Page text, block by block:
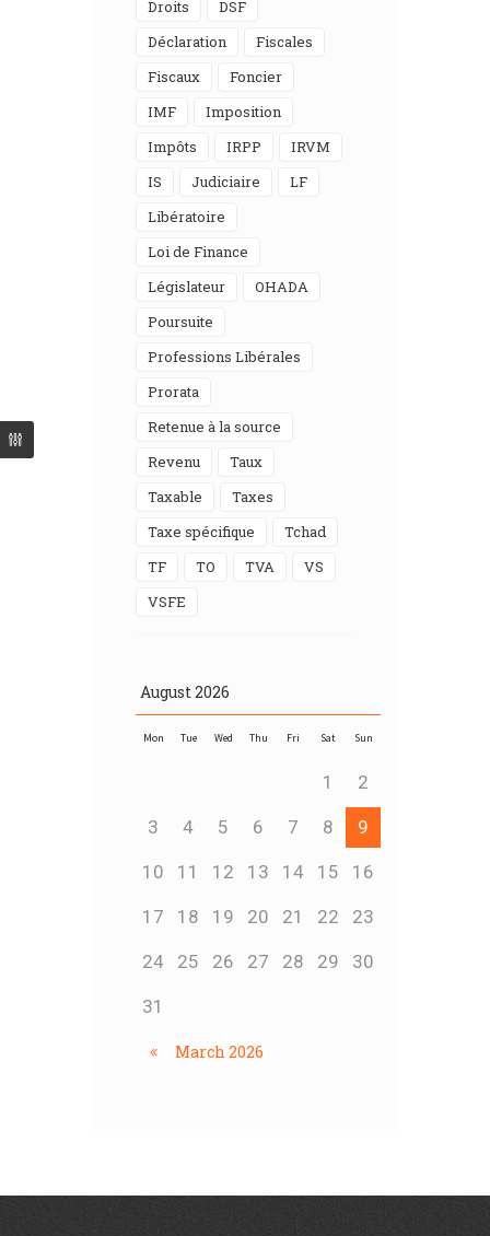
Droits
DSF
Déclaration
Fiscales
Fiscaux
Foncier
IMF
Imposition
Impôts
IRPP
IRVM
IS
Judiciaire
LF
Libératoire
Loi de Finance
Législateur
OHADA
Poursuite
Professions Libérales
Prorata
Retenue à la source
Revenu
Taux
Taxable
taxes
Taxe spécifique
Tchad
TF
TO TVA
VS
VSFE
August 2026
Mon Tue Wed Thu Fri Sat Sun
1 2
3 4 5 6 7 8 9
10 11 12 13 14 15 16
17 18 19 20 21 22 23
24 25 26 27 28 29 30
31
March 2026